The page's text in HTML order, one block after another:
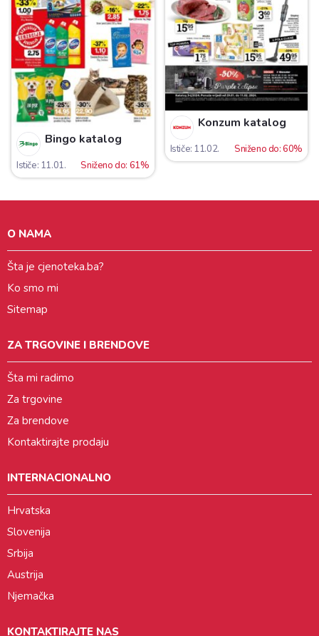
Bingo katalog
Ističe: 11.01. Sniženo do: 61%
Konzum katalog
Ističe: 11.02. Sniženo do: 60%
O NAMA
Šta je cjenoteka.ba?
Ko smo mi
Sitemap
ZA TRGOVINE I BRENDOVE
Šta mi radimo
Za trgovine
Za brendove
Kontaktirajte prodaju
INTERNACIONALNO
Hrvatska
Slovenija
Srbija
Austrija
Njemačka
KONTAKTIRAJTE NAS